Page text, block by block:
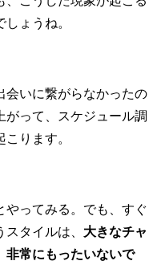
ょうね。
会いに繋がらなかったの
がって、スケジュール調
ります。
やってみる。でも、すぐ
タイルは、 大きなチャ
非常にもったいないで